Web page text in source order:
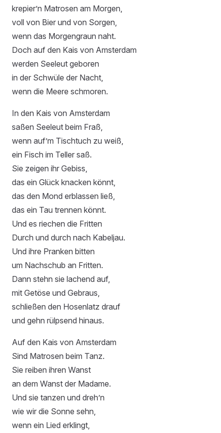
krepier’n Matrosen am Morgen,
voll von Bier und von Sorgen,
wenn das Morgengraun naht.
Doch auf den Kais von Amsterdam
werden Seeleut geboren
in der Schwüle der Nacht,
wenn die Meere schmoren.
In den Kais von Amsterdam
saßen Seeleut beim Fraß,
wenn auf’m Tischtuch zu weiß,
ein Fisch im Teller saß.
Sie zeigen ihr Gebiss,
das ein Glück knacken könnt,
das den Mond erblassen ließ,
das ein Tau trennen könnt.
Und es riechen die Fritten
Durch und durch nach Kabeljau.
Und ihre Pranken bitten
um Nachschub an Fritten.
Dann stehn sie lachend auf,
mit Getöse und Gebraus,
schließen den Hosenlatz drauf
und gehn rülpsend hinaus.
Auf den Kais von Amsterdam
Sind Matrosen beim Tanz.
Sie reiben ihren Wanst
an dem Wanst der Madame.
Und sie tanzen und dreh’n
wie wir die Sonne sehn,
wenn ein Lied erklingt,